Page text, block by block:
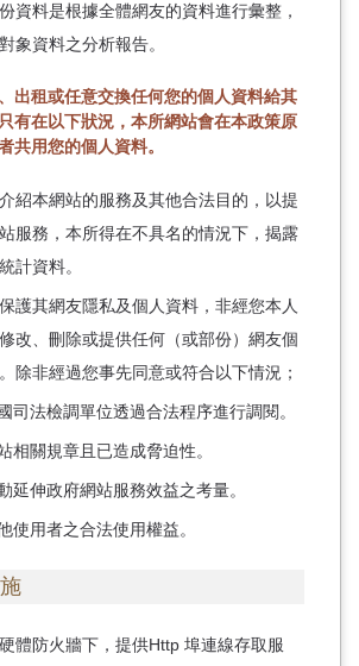
資料是根據全體網友的資料進行彙整，
象資料之分析報告。
出租或任意交換任何您的個人資料給其
有在以下狀況，本所網站會在本政策原
共用您的個人資料。
紹本網站的服務及其他合法目的，以提
服務，本所得在不具名的情況下，揭露
計資料。
護其網友隱私及個人資料，非經您本人
改、刪除或提供任何（或部份）網友個
除非經過您事先同意或符合以下情況；
司法檢調單位透過合法程序進行調閱。
相關規章且已造成脅迫性。
延伸政府網站服務效益之考量。
使用者之合法使用權益。
體防火牆下，提供Http 埠連線存取服